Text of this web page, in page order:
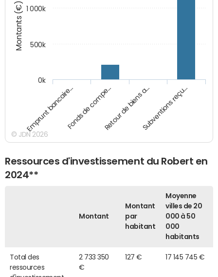
Montants (€)
Emprunt bancaire…Fonds de compe…Retour de biens a…Subventions reçu…
0k
500k
1 000k
© JDN 2026
Ressources d'investissement du Robert en
2024**
Montant
Montant
par
habitant
Moyenne
villes de 20
000 à 50
000
habitants
Total des
ressources
2 733 350
€
127 € 17 145 745 €